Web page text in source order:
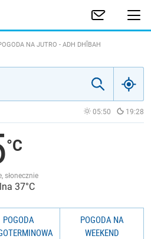
NA JUTRO - ADH DHĪBAH
05:50 19:28
słonecznie
37°C
POGODA
POGODA NA
WEEKEND